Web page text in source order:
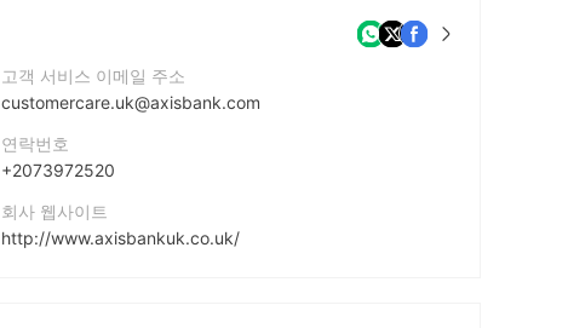
고객 서비스 이메일 주소
customercare.uk@axisbank.com
연락번호
+2073972520
회사 웹사이트
http://www.axisbankuk.co.uk/